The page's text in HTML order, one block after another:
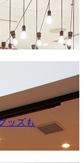
ッズも